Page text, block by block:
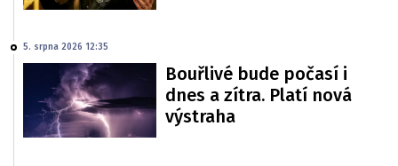
5. srpna 2026 12:35
Bouřlivé bude počasí i
dnes a zítra. Platí nová
výstraha